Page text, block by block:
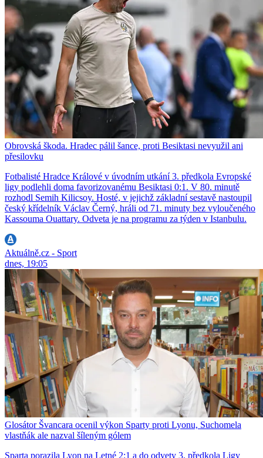
Obrovská škoda. Hradec pálil šance, proti Besiktasi nevyužil ani
přesilovku
Fotbalisté Hradce Králové v úvodním utkání 3. předkola Evropské
ligy podlehli doma favorizovanému Besiktasi 0:1. V 80. minutě
rozhodl Semih Kilicsoy. Hosté, v jejichž základní sestavě nastoupil
český křídelník Václav Černý, hráli od 71. minuty bez vyloučeného
Kassouma Ouattary. Odveta je na programu za týden v Istanbulu.
Aktuálně.cz - Sport
dnes, 19:05
Glosátor Švancara ocenil výkon Sparty proti Lyonu, Suchomela
vlastňák ale nazval šíleným gólem
Sparta porazila Lyon na Letné 2:1 a do odvety 3. předkola Ligy